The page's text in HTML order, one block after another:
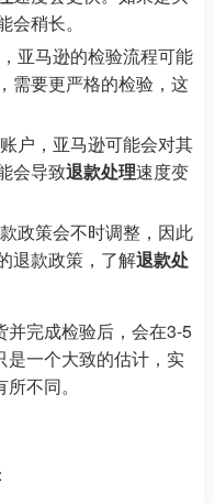
稍长。
亚马逊的检验流程可能
需要更严格的检验，这
户，亚马逊可能会对其
会导致退款处理速度变
政策会不时调整，因此
退款政策，了解退款处
并完成检验后，会在3-5
是一个大致的估计，实
不同。